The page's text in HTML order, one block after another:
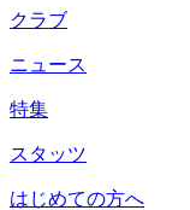
クラブ
ニュース
特集
スタッツ
はじめての方へ